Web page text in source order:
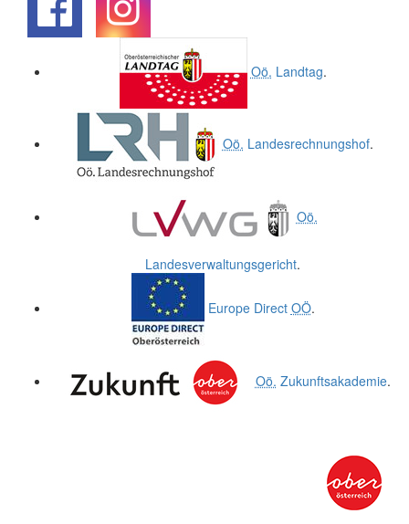
Oö. Landtag.
Oö. Landesrechnungshof.
Oö.
Landesverwaltungsgericht.
Europe Direct OÖ.
Oö. Zukunftsakademie.